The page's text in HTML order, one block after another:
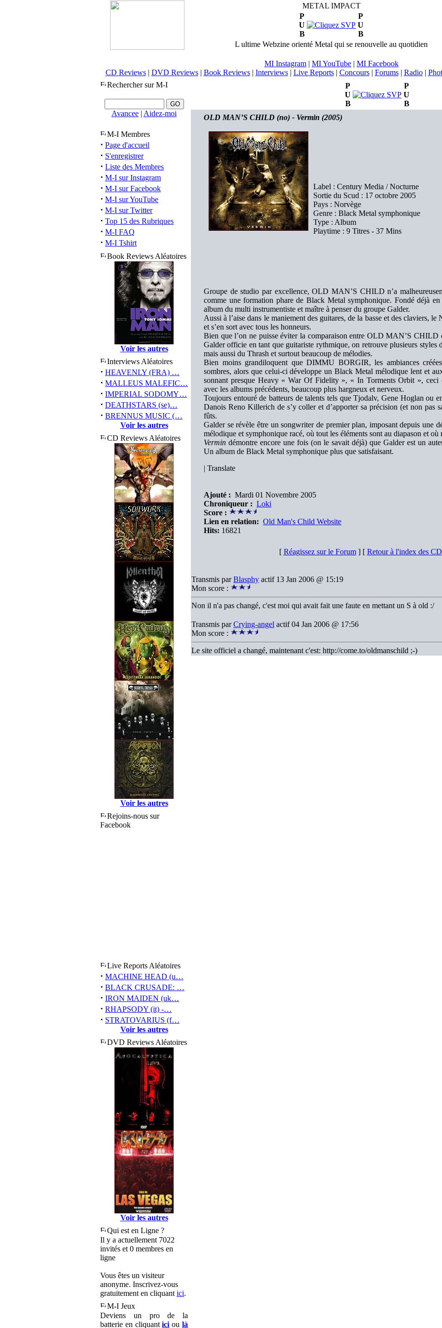
METAL IMPACT
P
U
B
P
U
B
L ultime Webzine orienté Metal qui se renouvelle au quotidien
MI Instagram | MI YouTube | MI Facebook
CD Reviews| DVD Reviews| Book Reviews| Interviews| Live Reports| Concours| Forums| Radio|
Rechercher sur M-I
Avancee | Aidez-moi
M-I Membres
· Page d'accueil
· S'enregistrer
· Liste des Membres
· M-I sur Instagram
· M-I sur Facebook
· M-I sur YouTube
· M-I sur Twitter
· Top 15 des Rubriques
· M-I FAQ
· M-I Tshirt
Book Reviews Aléatoires
Voir les autres
Interviews Aléatoires
· HEAVENLY (FRA) …
· MALLEUS MALEFIC…
· IMPERIAL SODOMY…
· DEATHSTARS (se)…
· BRENNUS MUSIC (…
Voir les autres
CD Reviews Aléatoires
Voir les autres
Rejoins-nous sur
Facebook
Live Reports Aléatoires
· MACHINE HEAD (u…
· BLACK CRUSADE: …
· IRON MAIDEN (uk…
· RHAPSODY (it) -…
· STRATOVARIUS (f…
Voir les autres
DVD Reviews Aléatoires
Voir les autres
Qui est en Ligne ?
Il y a actuellement 7022
invités et 0 membres en
ligne
Vous êtes un visiteur
anonyme. Inscrivez-vous
gratuitement en cliquant ici.
M-I Jeux
Deviens un pro de la
batterie en cliquantici oulà
P
U
B
P
U
B
OLD MAN’S CHILD (no) - Vermin (2005)
Label : Century Media / Nocturne
Sortie du Scud : 17 octobre 2005
Pays : Norvège
Genre : Black Metal symphonique
Type : Album
Playtime : 9 Titres - 37 Mins
Groupe de studio par excellence, OLD MAN’S CHILD n’a
comme une formation phare de Black Metal symphonique. Fondé déjà en
album du multi instrumentiste et maître à penser du groupe Galder.
Aussi à l’aise dans le maniement des guitares, de la basse et des claviers,
et s’en sort avec tous les honneurs.
Bien que l’on ne puisse éviter la comparaison entre OLD MAN’S
Galder officie en tant que guitariste rythmique, on retrouve plusieurs
mais aussi du Thrash et surtout beaucoup de mélodies.
Bien moins grandiloquent que DIMMU BORGIR, les ambiances
sombres, alors que celui-ci développe un Black Metal mélodique lent et
sonnant presque Heavy « War Of Fidelity », « In Torments Orbit », ceci
avec les albums précédents, beaucoup plus hargneux et nerveux.
Toujours entouré de batteurs de talents tels que Tjodalv, Gene Hoglan ou
Danois Reno Killerich de s’y coller et d’apporter sa précision (et non pas
fûts.
Galder se révèle être un songwriter de premier plan, imposant depuis une
mélodique et symphonique racé, où tout les éléments sont au diapason et où
Vermin démontre encore une fois (on le savait déjà) que Galder est un
Un album de Black Metal symphonique plus que satisfaisant.
| Translate
Ajouté : Mardi 01 Novembre 2005
Chroniqueur : Loki
Score :
Lien en relation: Old Man's Child Website
Hits: 16821
[ Réagissez sur le Forum] [ Retour à l'index des
Transmis parBlasphy actif 13 Jan 2006 @ 15:19
Mon score :
Non il n'a pas changé, c'est moi qui avait fait une faute en mettant un S à old :/
Transmis parCrying-angel actif 04 Jan 2006 @ 17:56
Mon score :
Le site officiel a changé, maintenant c'est: http://come.to/oldmanschild ;-)